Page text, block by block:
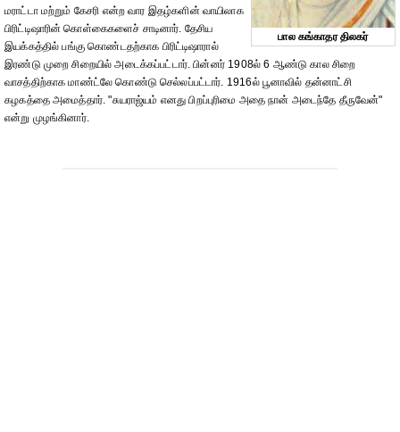
பால கங்காதர திலகர்
மராட்டா மற்றும் கேசரி என்ற வார இதழ்களின் வாயிலாக
பிரிட்டிஷாரின் கொள்கைகளைச் சாடினார். தேசிய
இயக்கத்தில் பங்கு கொண்டதற்காக பிரிட்டிஷாரால்
இரண்டு முறை சிறையில் அடைக்கப்பட்டார். பின்னர் 1908ல் 6 ஆண்டு கால சிறை
வாசத்திற்காக மாண்ட்லே கொண்டு செல்லப்பட்டார். 1916ல் பூனாவில் தன்னாட்சி
கழகத்தை அமைத்தார். "சுயராஜ்யம் எனது பிறப்புரிமை அதை நான் அடைந்தே தீருவேன்"
என்று முழங்கினார்.